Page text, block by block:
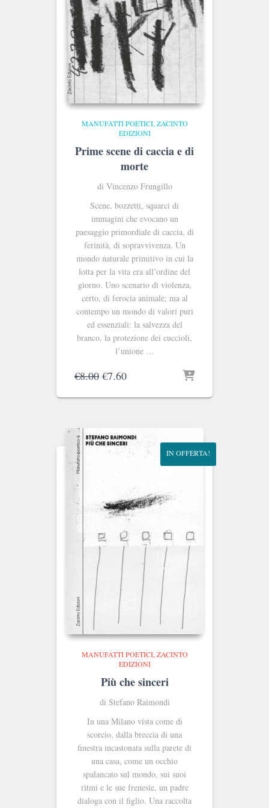
MANUFATTI POETICI ZACINTO
EDIZIONI
Prime scene di caccia e di
morte
di Vincenzo Frungillo
Scene, bozzetti, squarci di
immagini che evocano un
paesaggio primordiale di caccia, di
ferinità, di sopravvivenza. Un
mondo naturale primitivo in cui la
lotta per la vita era all’ordine del
giorno. Uno scenario di violenza,
certo, di ferocia animale; ma al
contempo un mondo di valori puri
ed essenziali: la salvezza del
branco, la protezione dei cuccioli,
l’unione …
€8.00 Il
originale
€7.60Il
attuale
IN OFFERTA!
MANUFATTI POETICI ZACINTO
EDIZIONI
Più che sinceri
di Stefano Raimondi
In una Milano vista come di
scorcio, dalla breccia di una
finestra incastonata sulla parete di
una casa, come un occhio
spalancato sul mondo, sui suoi
ritmi e le sue frenesie, un padre
dialoga con il figlio. Una raccolta